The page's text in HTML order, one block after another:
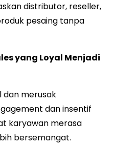
distributor, reseller,
pesaing tanpa
yang Loyal Menjadi
dan merusak
dan insentif
karyawan merasa
bersemangat.